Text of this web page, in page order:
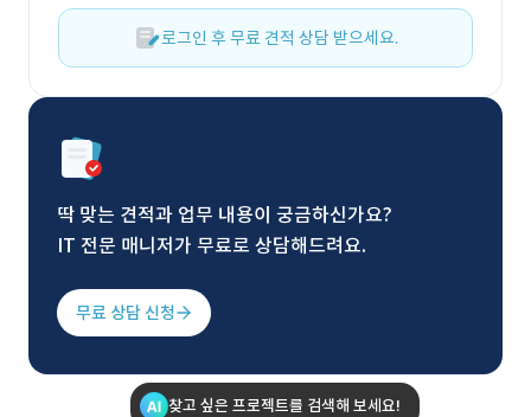
로그인 후 무료 견적 상담 받으세요.
딱 맞는 견적과 업무 내용이 궁금하신가요?
IT 전문 매니저가 무료로 상담해드려요.
무료 상담 신청
찾고 싶은 프로젝트를 검색해 보세요!